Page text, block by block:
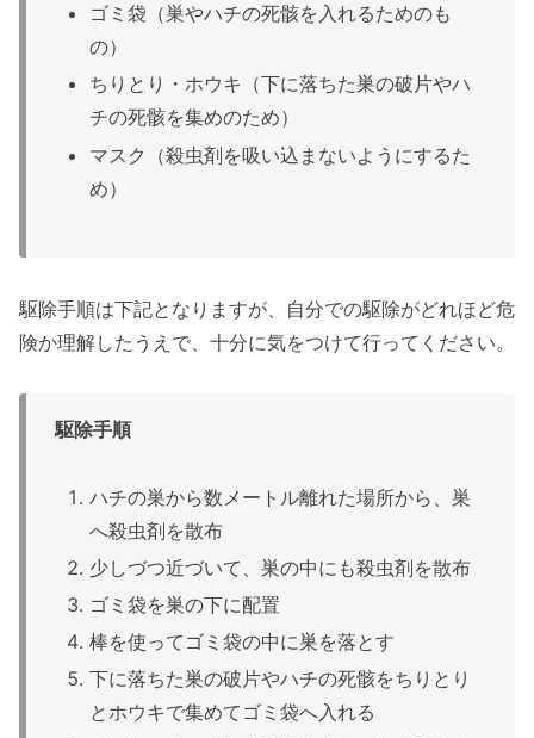
ゴミ袋（巣やハチの死骸を入れるためのも
の）
ちりとり・ホウキ（下に落ちた巣の破片やハ
チの死骸を集めのため）
マスク（殺虫剤を吸い込まないようにするた
め）
駆除手順は下記となりますが、自分での駆除がどれほど危
険か理解したうえで、十分に気をつけて行ってください。
駆除手順
ハチの巣から数メートル離れた場所から、巣
へ殺虫剤を散布
少しづつ近づいて、巣の中にも殺虫剤を散布
ゴミ袋を巣の下に配置
棒を使ってゴミ袋の中に巣を落とす
下に落ちた巣の破片やハチの死骸をちりとり
とホウキで集めてゴミ袋へ入れる